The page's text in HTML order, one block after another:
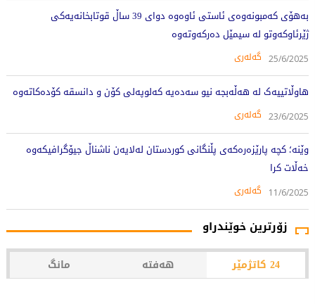
بەهۆى کەمبونەوەى ئاستى ئاوەوە دواى 39 ساڵ قوتابخانەیەکى
ژێرئاوکەوتو لە سیمێل دەرکەوتەوە
25/6/2025 گەلەری
هاوڵاتییەک لە هەڵەبجە نیو سەدەیە کەلوپەلی کۆن و دانسقە کۆدەکاتەوە
23/6/2025 گەلەری
وێنە؛ کچە پارێزەرەکەى پڵنگانى کوردستان لەلایەن ناشناڵ جیۆگرافیکەوە
خەڵات کرا
11/6/2025 گەلەری
زۆرترین خوێندراو
24 کاتژمێر هەفتە مانگ